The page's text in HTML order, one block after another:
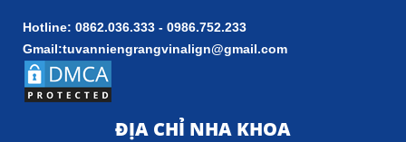
Hotline: 0862.036.333 - 0986.752.233
Gmail:tuvanniengrangvinalign@gmail.com
ĐỊA CHỈ NHA KHOA